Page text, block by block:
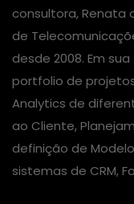
consultora, Renata
de
desde 2008. Em
portfolio de
Analytics de
ao Cliente,
definição de
sistemas de CRM,